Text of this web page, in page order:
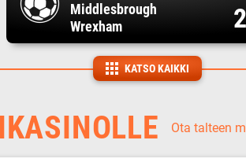
Middlesbrough
Wrexham
KATSO KAIKKI
Ota talteen